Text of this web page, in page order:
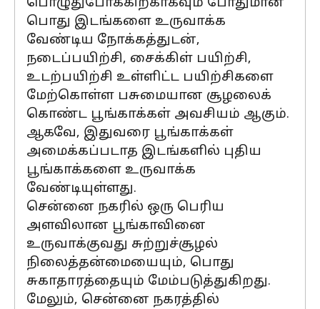
பொது இடங்களை உருவாக்க
வேண்டிய நோக்கத்துடன்,
நடைப்பயிற்சி, சைக்கிள் பயிற்சி,
உடற்பயிற்சி உள்ளிட்ட பயிற்சிகளை
மேற்கொள்ள பசுமையான சூழலைக்
கொண்ட பூங்காக்கள் அவசியம் ஆகும்.
ஆகவே, இதுவரை பூங்காக்கள்
அமைக்கப்படாத இடங்களில் புதிய
பூங்காக்களை உருவாக்க
வேண்டியுள்ளது.
சென்னை நகரில் ஒரு பெரிய
அளவிலான பூங்காவினை
உருவாக்குவது சுற்றுச்சூழல்
நிலைத்தன்மையையும், பொது
சுகாதாரத்தையும் மேம்படுத்துகிறது.
மேலும், சென்னை நகரத்தில்